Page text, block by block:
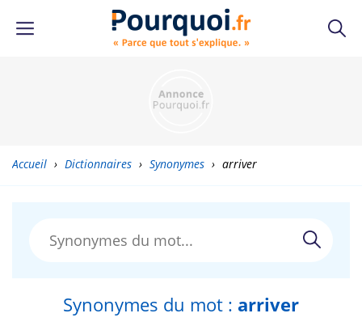
Accueil › Dictionnaires › Synonymes › arriver
Synonymes du mot : arriver